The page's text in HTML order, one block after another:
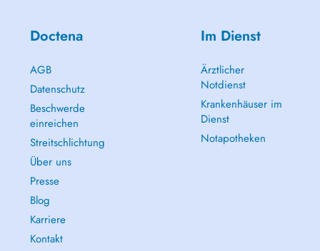
Doctena
AGB
Datenschutz
Beschwerde
einreichen
Streitschlichtung
Über uns
Presse
Blog
Karriere
Kontakt
Im Dienst
Ärztlicher
Notdienst
Krankenhäuser im
Dienst
Notapotheken